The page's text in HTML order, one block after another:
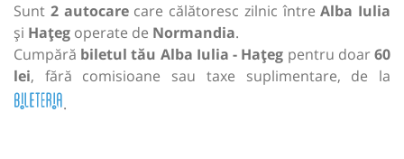
Sunt 2 autocarecare călătoresc zilnic întreAlba Iulia
și Hațeg operate de Normandia.
Cumpără biletul tău Alba Iulia - Hațeg pentru doar60
lei, fără comisioane sau taxe suplimentare, de la
.